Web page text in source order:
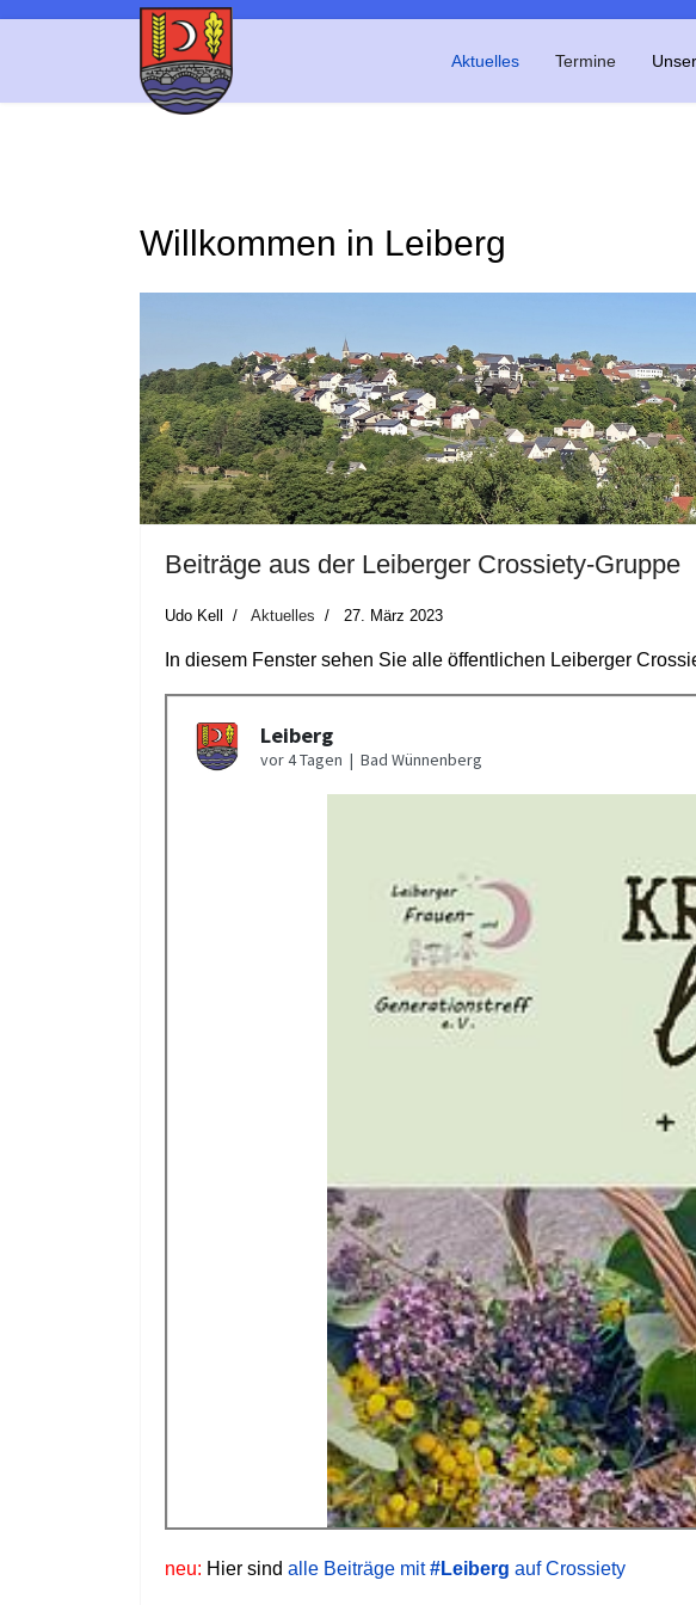
Aktuelles Termine
Willkommen in Leiberg
Beiträge aus der Leiberger Crossiety-Gruppe
Udo Kell Aktuelles 27. März 2023
In diesem Fenster sehen Sie alle öffentlichen Leiberger
neu: Hier sind alle Beiträge mit#Leiberg auf Crossiety